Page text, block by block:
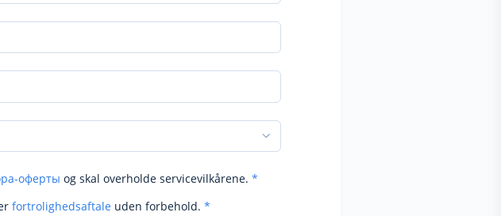
оферты og skal overholde servicevilkårene. *
fortrolighedsaftale uden forbehold. *